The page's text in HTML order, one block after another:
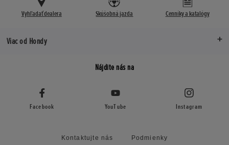
Vyhľadať dealera Skúšobná jazda Cenníky a katalógy
Viac od Hondy
Nájdite nás na
Facebook YouTube Instagram
Kontaktujte nás
Podmienky